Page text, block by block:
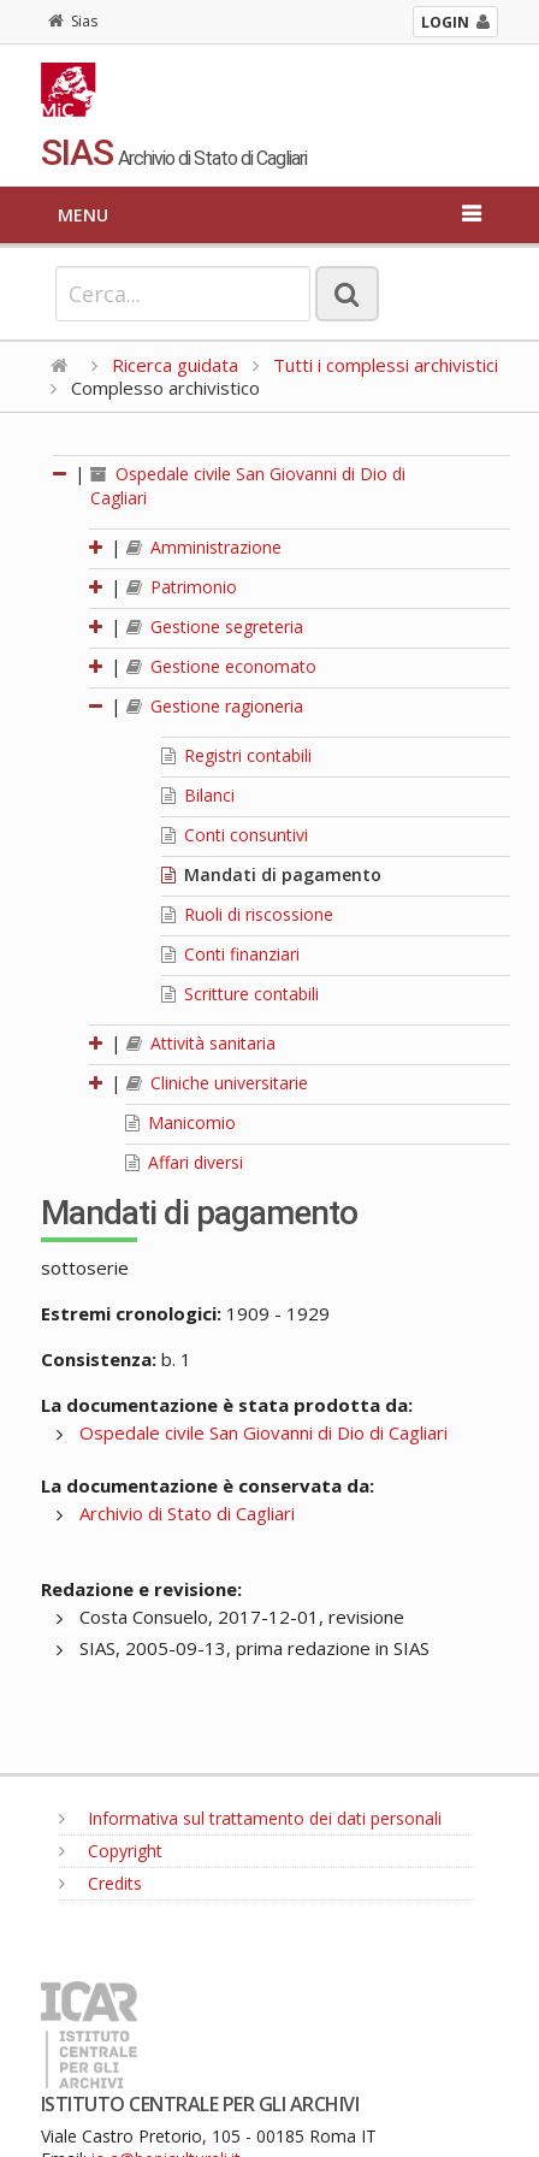
Sias LOGIN
SIAS Archivio di Stato di Cagliari
MENU
Ricerca guidata
Tutti i complessi archivistici
Complesso archivistico
|
Ospedale civile San Giovanni di Dio di
Cagliari
|
Amministrazione
|
Patrimonio
|
Gestione segreteria
|
Gestione economato
|
Gestione ragioneria
Registri contabili
Bilanci
Conti consuntivi
Mandati di pagamento
Ruoli di riscossione
Conti finanziari
Scritture contabili
|
Attività sanitaria
|
Cliniche universitarie
Manicomio
Affari diversi
Mandati di pagamento
sottoserie
Estremi cronologici:1909 - 1929
Consistenza:b. 1
La documentazione è stata prodotta da:
Ospedale civile San Giovanni di Dio di Cagliari
La documentazione è conservata da:
Archivio di Stato di Cagliari
Redazione e revisione:
Costa Consuelo, 2017-12-01, revisione
SIAS, 2005-09-13, prima redazione in SIAS
Informativa sul trattamento dei dati personali
Copyright
Credits
ISTITUTO CENTRALE PER GLI ARCHIVI
Viale Castro Pretorio, 105 - 00185 Roma IT